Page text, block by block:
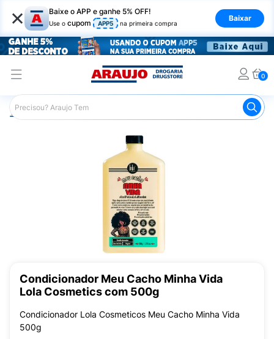
× Baixe o APP e ganhe 5% OFF!
Use o cupom APP5 na primeira compra
Baixar
0
Araujo Cabelo Cabelos Cacheados
Condicionador Meu Cacho Minha Vida
Lola Cosmetics com 500g
Condicionador Lola Cosmeticos Meu Cacho Minha Vida
500g